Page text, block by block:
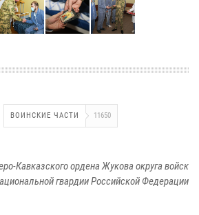
ВОИНСКИЕ ЧАСТИ 11650
Кавказского ордена Жукова округа войск
гвардии Российской Федерации